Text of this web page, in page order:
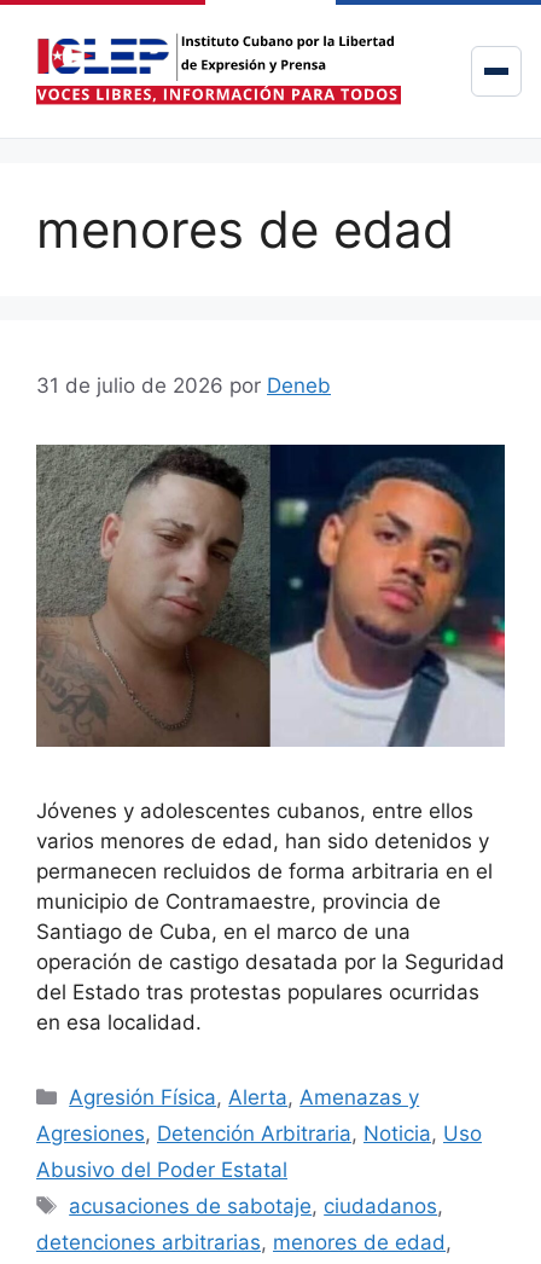
menores de edad
31 de julio de 2026 por Deneb
Jóvenes y adolescentes cubanos, entre ellos
varios menores de edad, han sido detenidos y
permanecen recluidos de forma arbitraria en el
municipio de Contramaestre, provincia de
Santiago de Cuba, en el marco de una
operación de castigo desatada por la Seguridad
del Estado tras protestas populares ocurridas
en esa localidad.
Categorías
Agresión Física, Alerta, Amenazas y
Agresiones, Detención Arbitraria, Noticia, Uso
Abusivo del Poder Estatal
Etiquetas
acusaciones de sabotaje, ciudadanos,
detenciones arbitrarias, menores de edad ,